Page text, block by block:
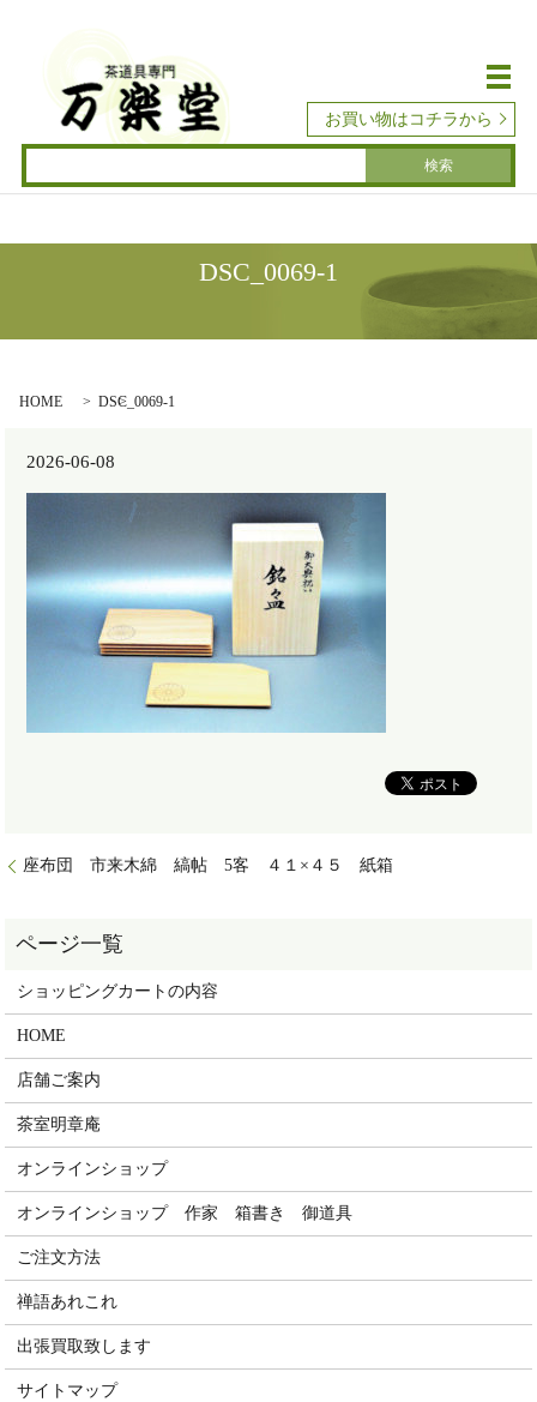
メ
お買い物はコチラから
DSC_0069-1
HOME DSC_0069-1
2026-06-08
座布団 市来木綿 縞帖 5客 ４１×４５ 紙箱
ショッピングカートの内容
HOME
店舗ご案内
茶室明章庵
オンラインショップ
オンラインショップ 作家 箱書き 御道具
ご注文方法
禅語あれこれ
出張買取致します
サイトマップ